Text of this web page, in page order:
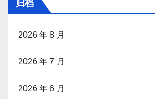
归档
2026 年 8 月
2026 年 7 月
2026 年 6 月